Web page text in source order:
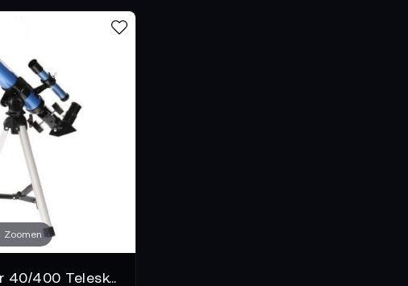
Zoomen
Byomic Junior 40/400 Teleskop